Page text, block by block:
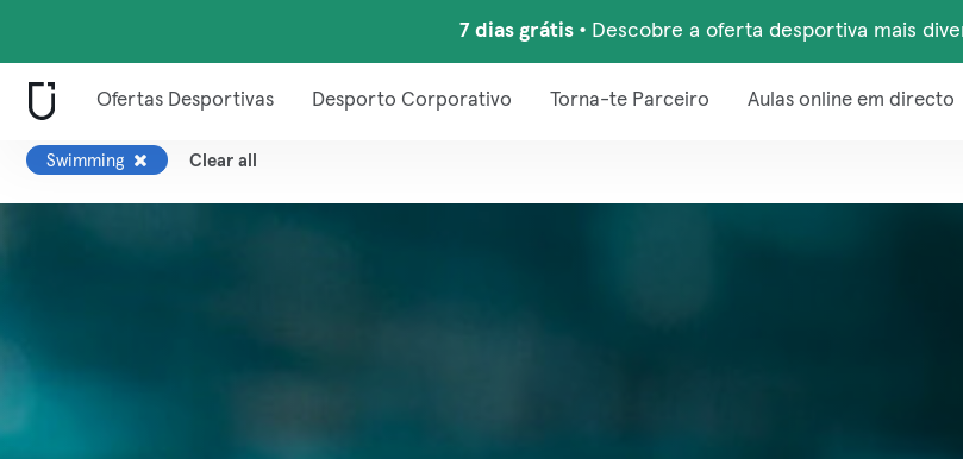
7 dias grátis• Descobre a oferta desportiva mais
Ofertas Desportivas Desporto Corporativo Torna-te Parceiro Aulas online em directo
Swimming Clear all